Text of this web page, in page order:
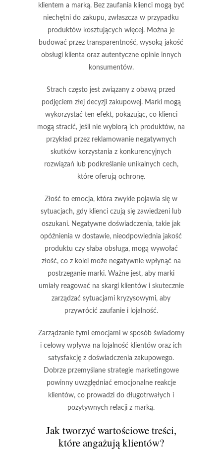
klientem a marką. Bez zaufania klienci mogą być
niechętni do zakupu, zwłaszcza w przypadku
produktów kosztujących więcej. Można je
budować przez transparentność, wysoką jakość
obsługi klienta oraz autentyczne opinie innych
konsumentów.
Strach często jest związany z obawą przed
podjęciem złej decyzji zakupowej. Marki mogą
wykorzystać ten efekt, pokazując, co klienci
mogą stracić, jeśli nie wybiorą ich produktów, na
przykład przez reklamowanie negatywnych
skutków korzystania z konkurencyjnych
rozwiązań lub podkreślanie unikalnych cech,
które oferują ochronę.
Złość to emocja, która zwykle pojawia się w
sytuacjach, gdy klienci czują się zawiedzeni lub
oszukani. Negatywne doświadczenia, takie jak
opóźnienia w dostawie, nieodpowiednia jakość
produktu czy słaba obsługa, mogą wywołać
złość, co z kolei może negatywnie wpłynąć na
postrzeganie marki. Ważne jest, aby marki
umiały reagować na skargi klientów i skutecznie
zarządzać sytuacjami kryzysowymi, aby
przywrócić zaufanie i lojalność.
Zarządzanie tymi emocjami w sposób świadomy
i celowy wpływa na lojalność klientów oraz ich
satysfakcję z doświadczenia zakupowego.
Dobrze przemyślane strategie marketingowe
powinny uwzględniać emocjonalne reakcje
klientów, co prowadzi do długotrwałych i
pozytywnych relacji z marką.
Jak tworzyć wartościowe treści,
które angażują klientów?